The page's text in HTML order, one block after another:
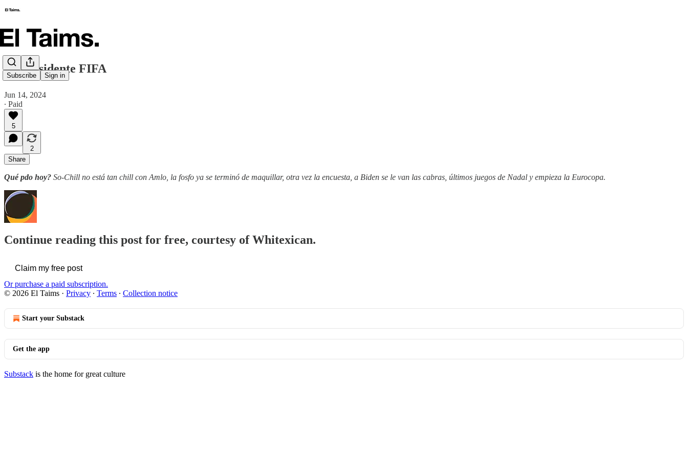
Subscribe Sign in
🗞️ Presidente FIFA
Jun 14, 2024
∙ Paid
5
2
Share
Qué pdo hoy? So-Chill no está tan chill con Amlo, la fosfo ya se terminó de maquillar, otra vez la encuesta, a Biden se le van las cabras, últimos juegos de Nadal y empieza la Eurocopa.
Continue reading this post for free, courtesy of Whitexican.
Claim my free post
Or purchase a paid subscription.
© 2026 El Taims · Privacy ∙ Terms ∙ Collection notice
Start your Substack
Get the app
Substack is the home for great culture